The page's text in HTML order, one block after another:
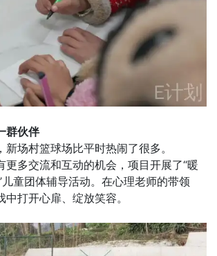
群伙伴
场村篮球场比平时热闹了很多。
更多交流和互动的机会，项目开展了“暖
儿童团体辅导活动。在心理老师的带领
打开心扉、绽放笑容。